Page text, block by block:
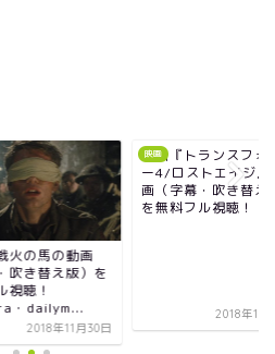
映画
映画『トランスフォーマ
ー4/ロストエイジ』の動
画（字幕・吹き替え版）
を無料フル視聴！
2018年10月19日
映画
dailymotio...